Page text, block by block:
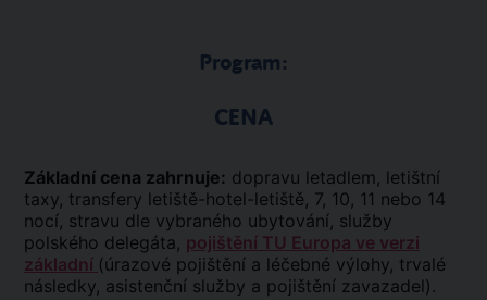
Program:
CENA
Základní cena zahrnuje: dopravu letadlem, letištní
taxy, transfery letiště-hotel-letiště, 7, 10, 11 nebo 14
nocí, stravu dle vybraného ubytování, služby
polského delegáta, pojištění TU Europa ve verzi
základní (úrazové pojištění a léčebné výlohy, trvalé
následky, asistenční služby a pojištění zavazadel).